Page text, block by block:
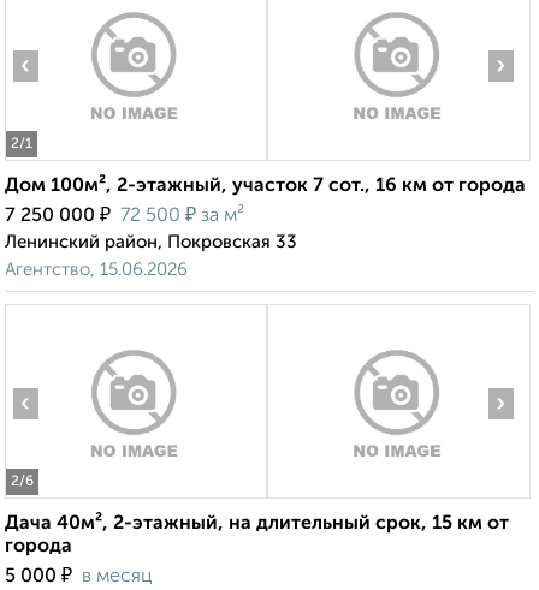
2/1
‹ ›
Дом 100м², 2-этажный, участок 7 сот., 16 км от города
7 250 000 ₽ 72 500 ₽ за м²
Ленинский район, Покровская 33
Агентство, 15.06.2026
2/6
‹ ›
Дача 40м², 2-этажный, на длительный срок, 15 км от
города
5 000 ₽ в месяц